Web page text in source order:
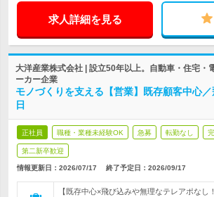
求人詳細を見る
大洋産業株式会社 | 設立50年以上。自動車・住宅・
ーカー企業
モノづくりを支える【営業】既存顧客中心
日
正社員 職種・業種未経験OK 急募 転勤なし
第二新卒歓迎
情報更新日：2026/07/17 終了予定日： 2026/09/17
【既存中心×飛び込みや無理なテレアポなし